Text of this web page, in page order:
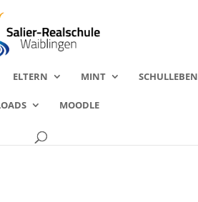
ELTERN MINT SCHULLEBEN
MOODLE